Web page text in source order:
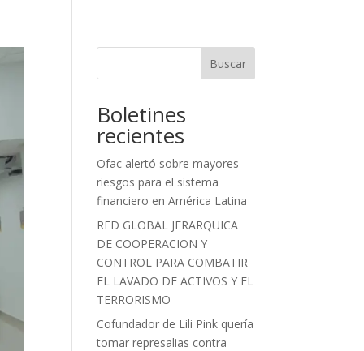
Buscar
Boletines
recientes
Ofac alertó sobre mayores
riesgos para el sistema
financiero en América Latina
RED GLOBAL JERARQUICA
DE COOPERACION Y
CONTROL PARA COMBATIR
EL LAVADO DE ACTIVOS Y EL
TERRORISMO
Cofundador de Lili Pink quería
tomar represalias contra